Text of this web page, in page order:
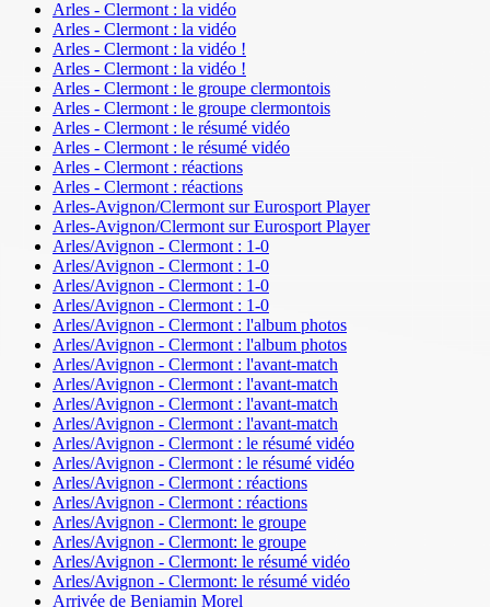
Arles - Clermont : la vidéo
Arles - Clermont : la vidéo
Arles - Clermont : la vidéo !
Arles - Clermont : la vidéo !
Arles - Clermont : le groupe clermontois
Arles - Clermont : le groupe clermontois
Arles - Clermont : le résumé vidéo
Arles - Clermont : le résumé vidéo
Arles - Clermont : réactions
Arles - Clermont : réactions
Arles-Avignon/Clermont sur Eurosport Player
Arles-Avignon/Clermont sur Eurosport Player
Arles/Avignon - Clermont : 1-0
Arles/Avignon - Clermont : 1-0
Arles/Avignon - Clermont : 1-0
Arles/Avignon - Clermont : 1-0
Arles/Avignon - Clermont : l'album photos
Arles/Avignon - Clermont : l'album photos
Arles/Avignon - Clermont : l'avant-match
Arles/Avignon - Clermont : l'avant-match
Arles/Avignon - Clermont : l'avant-match
Arles/Avignon - Clermont : l'avant-match
Arles/Avignon - Clermont : le résumé vidéo
Arles/Avignon - Clermont : le résumé vidéo
Arles/Avignon - Clermont : réactions
Arles/Avignon - Clermont : réactions
Arles/Avignon - Clermont: le groupe
Arles/Avignon - Clermont: le groupe
Arles/Avignon - Clermont: le résumé vidéo
Arles/Avignon - Clermont: le résumé vidéo
Arrivée de Benjamin Morel